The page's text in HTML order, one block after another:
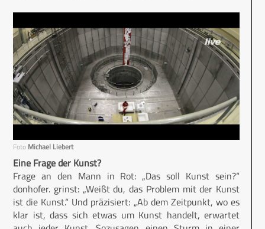
Foto Michael Liebert
Eine Frage der Kunst?
Frage an den Mann in Rot: „Das soll Kunst sein?“
donhofer. grinst: „Weißt du, das Problem mit der Kunst
ist die Kunst.“ Und präzisiert: „Ab dem Zeitpunkt, wo es
klar ist, dass sich etwas um Kunst handelt, erwartet